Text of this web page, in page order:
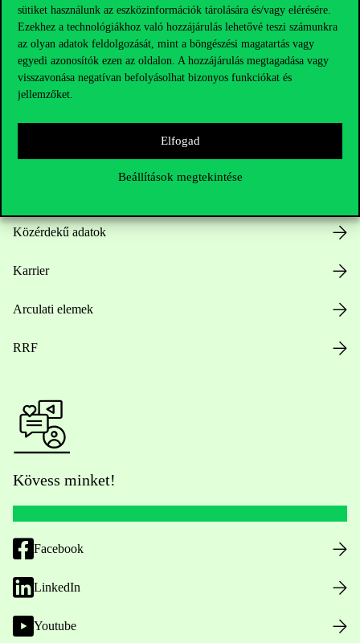
sütiket használunk az eszközinformációk tárolására és/vagy elérésére.
Ezekhez a technológiákhoz való hozzájárulás lehetővé teszi számunkra
az olyan adatok feldolgozását, mint a böngészési magatartás vagy
egyedi azonosítók ezen az oldalon. A hozzájárulás megtagadása vagy
visszavonása negatívan befolyásolhat bizonyos funkciókat és
jellemzőket.
Elfogad
Beállítások megtekintése
Hasznos linkek
Közérdekű adatok
Karrier
Arculati elemek
RRF
Kövess minket!
Facebook
LinkedIn
Youtube